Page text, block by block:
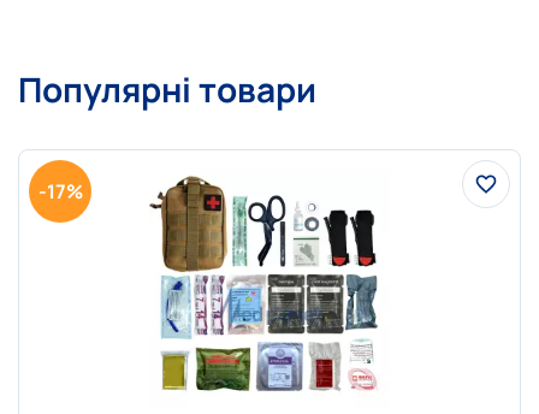
Популярні товари
-17%